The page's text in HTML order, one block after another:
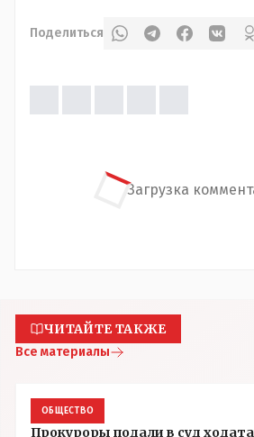
Поделиться
Загрузка
ЧИТАЙТЕ ТАКЖЕ
Все материалы
ОБЩЕСТВО
Прокуроры подали в суд